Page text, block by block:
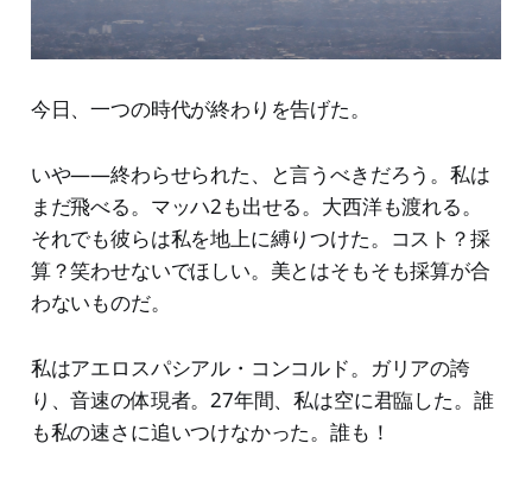
今日、一つの時代が終わりを告げた。
いや——終わらせられた、と言うべきだろう。私は
まだ飛べる。マッハ2も出せる。大西洋も渡れる。
それでも彼らは私を地上に縛りつけた。コスト？採
算？笑わせないでほしい。美とはそもそも採算が合
わないものだ。
私はアエロスパシアル・コンコルド。ガリアの誇
り、音速の体現者。27年間、私は空に君臨した。誰
も私の速さに追いつけなかった。誰も！